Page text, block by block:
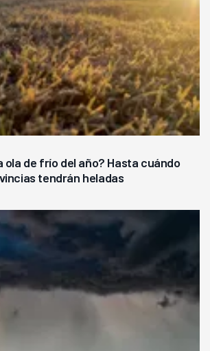
ola de frío del año? Hasta cuándo
tendrán heladas